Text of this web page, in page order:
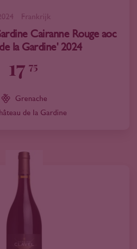
Frankrijk
Cairanne Rouge aoc
la Gardine' 2024
17 75
Grenache
de la Gardine